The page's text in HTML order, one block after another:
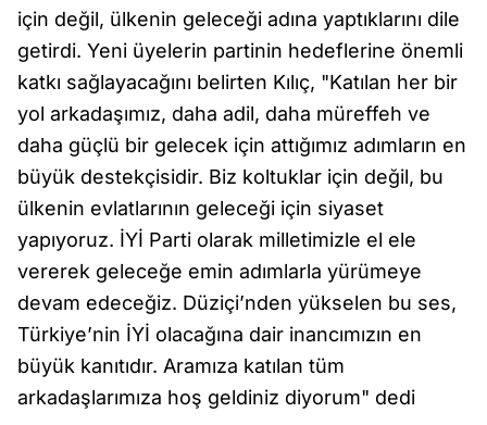
için değil, ülkenin geleceği adına yaptıklarını dile
getirdi. Yeni üyelerin partinin hedeflerine önemli
katkı sağlayacağını belirten Kılıç, "Katılan her bir
yol arkadaşımız, daha adil, daha müreffeh ve
daha güçlü bir gelecek için attığımız adımların en
büyük destekçisidir. Biz koltuklar için değil, bu
ülkenin evlatlarının geleceği için siyaset
yapıyoruz. İYİ Parti olarak milletimizle el ele
vererek geleceğe emin adımlarla yürümeye
devam edeceğiz. Düziçi’nden yükselen bu ses,
Türkiye’nin İYİ olacağına dair inancımızın en
büyük kanıtıdır. Aramıza katılan tüm
arkadaşlarımıza hoş geldiniz diyorum" dedi